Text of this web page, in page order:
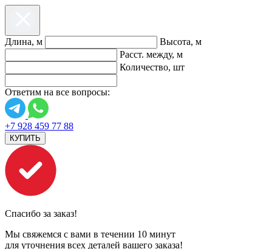
Длина, м
Высота, м
Расст. между, м
Количество, шт
Ответим на все вопросы:
+7 928 459 77 88
КУПИТЬ
Спасибо за заказ!
Мы свяжемся с вами в течении 10 минут
для уточнения всех деталей вашего заказа!